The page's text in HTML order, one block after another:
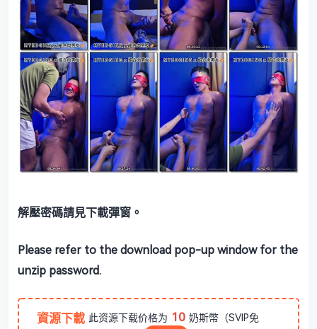
解壓密碼請見下載彈窗。
Please refer to the download pop-up window for the
unzip password.
資源下載 此资源下载价格为 10 奶斯幣（SVIP免